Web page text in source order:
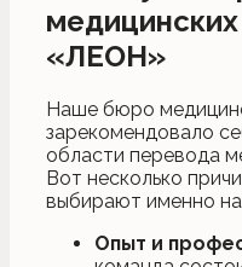
«ЛЕОН»
Наше бюро
зарекомендовало
области перевода
Вот несколько
выбирают именно
Опыт и